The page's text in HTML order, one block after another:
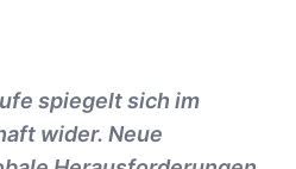
spiegelt sich im
wider. Neue